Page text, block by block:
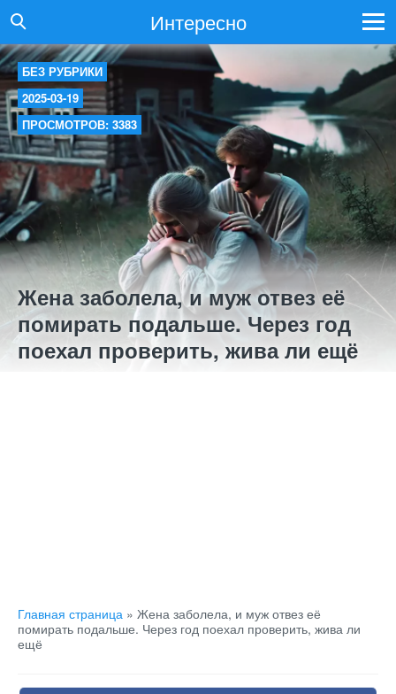
Интересно
БЕЗ РУБРИКИ
2025-03-19
ПРОСМОТРОВ: 3383
Жена заболела, и муж отвез её
помирать подальше. Через год
поехал проверить, жива ли ещё
Главная страница » Жена заболела, и муж отвез её
помирать подальше. Через год поехал проверить, жива ли
ещё